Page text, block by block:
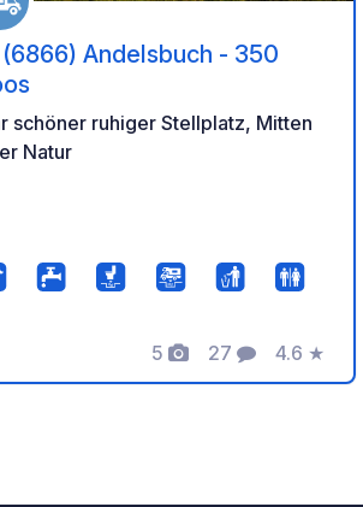
(6866) Andelsbuch - 350
schöner ruhiger Stellplatz, Mitten
Natur
5
Fotos
27
Kommentare
4.6
Bewertung
★